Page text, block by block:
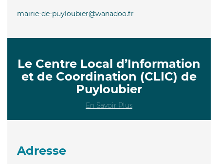
mairie-de-puyloubier@wanadoo.fr
Le Centre Local d’Information
et de Coordination (CLIC) de
Puyloubier
En Savoir Plus
Adresse